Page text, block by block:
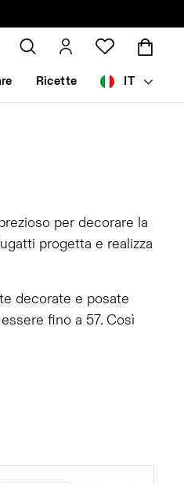
Ricette IT
per decorare la
progetta e realizza
decorate e posate
fino a 57. Così